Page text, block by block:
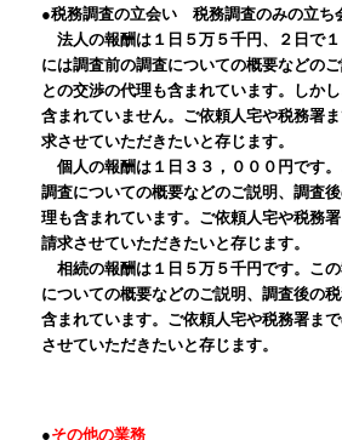
●税務調査の立会い 税務調査のみの立ち
法人の報酬は１日５万５千円、２日で
には調査前の調査についての概要などの
との交渉の代理も含まれています。しか
含まれていません。ご依頼人宅や税務署
求させていただきたいと存じます。
個人の報酬は１日３３，０００円です
調査についての概要などのご説明、調査
理も含まれています。ご依頼人宅や税務
請求させていただきたいと存じます。
相続の報酬は１日５万５千円です。こ
についての概要などのご説明、調査後の
含まれています。ご依頼人宅や税務署ま
させていただきたいと存じます。
●その他の業務